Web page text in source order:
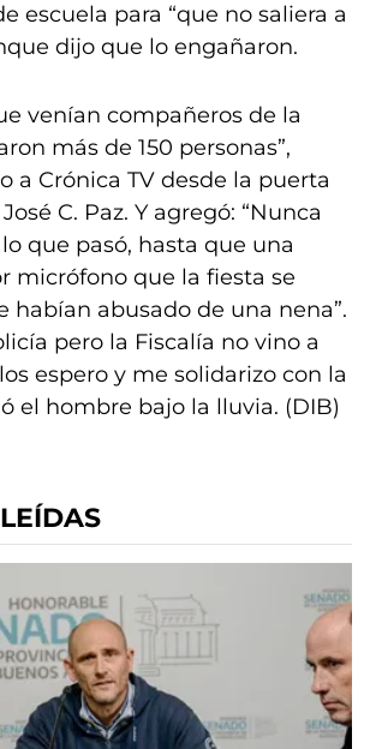
escuela para “que no saliera a
dijo que lo engañaron.
venían compañeros de la
más de 150 personas”,
a Crónica TV desde la puerta
C. Paz. Y agregó: “Nunca
que pasó, hasta que una
micrófono que la fiesta se
habían abusado de una nena”.
pero la Fiscalía no vino a
espero y me solidarizo con la
el hombre bajo la lluvia. (DIB)